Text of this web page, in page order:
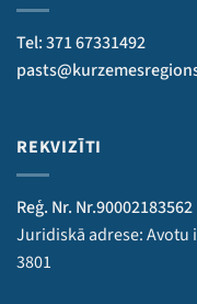
Tel: 371 67331492
REKVIZĪTI
Reģ. Nr. Nr.90002183562
Juridiskā adrese: Avotu
3801